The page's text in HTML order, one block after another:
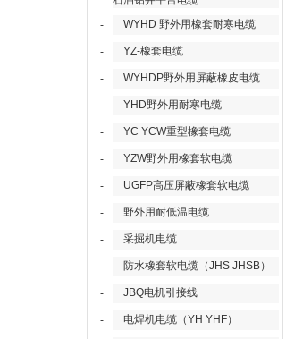
-
WYHD 野外用橡套耐寒电缆
- YZ-橡套电缆
- WYHDP野外用屏蔽橡皮电缆
- YHD野外用耐寒电缆
- YC YCW重型橡套电缆
- YZW野外用橡套软电缆
- UGFP高压屏蔽橡套软电缆
- 野外用耐低温电缆
- 采掘机电缆
- 防水橡套软电缆（JHS JHSB）
- JBQ电机引接线
- 电焊机电缆（YH YHF）